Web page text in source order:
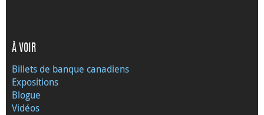
À VOIR
Billets de banque canadiens
Expositions
Blogue
Vidéos